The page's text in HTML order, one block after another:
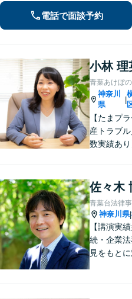
債
土
電話で面談予約
小林 理
青葉あけぼ
神奈川
県
|
【たまプ
産トラブ
数実績あり
えます。
会計】
佐々木
青葉台法律
神奈川県|
【講演実
続・企業
見をもと